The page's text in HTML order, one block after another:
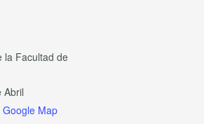
la Facultad de
Abril
Google Map